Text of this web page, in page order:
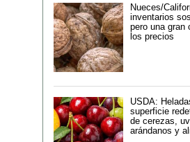
Nueces/
inventarios
pero una gran
los precios
USDA:
superficie
de cerezas,
arándanos y